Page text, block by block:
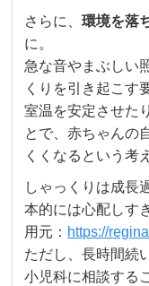
さらに、環境を落
に。
急な音やまぶしい
くりを引き起こす
室温を安定させた
とで、赤ちゃんの
くくなるという考
しゃっくりは成長
本的には心配しす
用元： https://
ただし、長時間続
小児科に相談する